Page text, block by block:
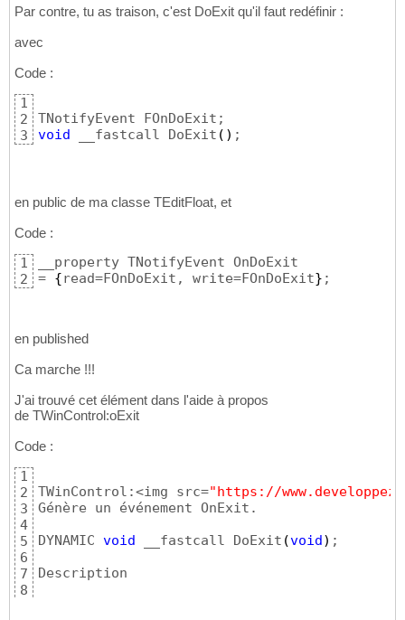
Par contre, tu as traison, c'est DoExit qu'il faut redéfinir :
avec
Code :
1
2
3
void
__fastcall DoExit ( ) ;
en public de ma classe TEditFloat, et
Code :
1
2
__property TNotifyEvent OnDoExit
= {read=FOnDoExit, write=FOnDoExit} ;
en published
Ca marche !!!
J'ai trouvé cet élément dans l'aide à propos
de TWinControl:oExit
Code :
1
2
3
4
5
6
7
8
TWinControl:<img src="https://
Génère un événement OnExit.
DYNAMIC void __fastcall DoExit (void ) ;
Description